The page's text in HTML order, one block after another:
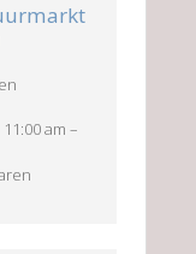
11:00 am–